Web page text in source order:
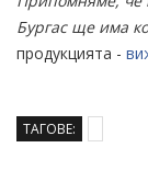
Бургас ще има
продукцията -
ТАГОВЕ: